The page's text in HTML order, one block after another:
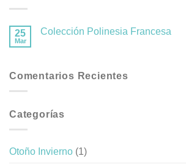
25
Mar
Colección Polinesia Francesa
Comentarios Recientes
Categorías
Otoño Invierno (1)